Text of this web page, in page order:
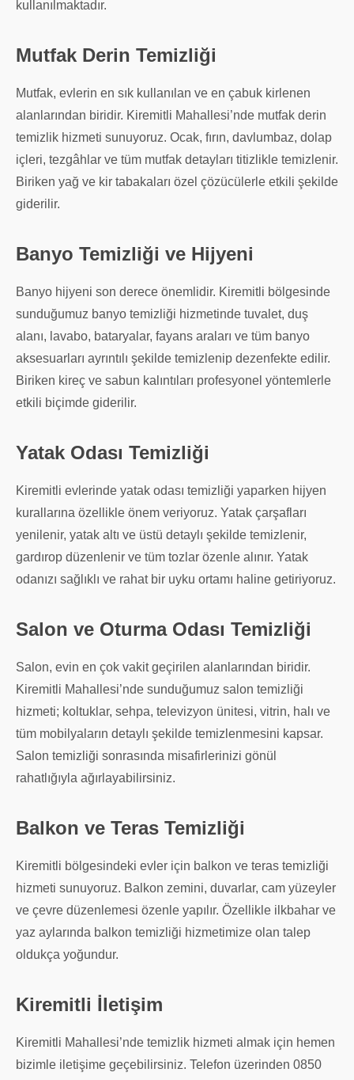
kullanılmaktadır.
Mutfak Derin Temizliği
Mutfak, evlerin en sık kullanılan ve en çabuk kirlenen
alanlarından biridir. Kiremitli Mahallesi’nde mutfak derin
temizlik hizmeti sunuyoruz. Ocak, fırın, davlumbaz, dolap
içleri, tezgâhlar ve tüm mutfak detayları titizlikle temizlenir.
Biriken yağ ve kir tabakaları özel çözücülerle etkili şekilde
giderilir.
Banyo Temizliği ve Hijyeni
Banyo hijyeni son derece önemlidir. Kiremitli bölgesinde
sunduğumuz banyo temizliği hizmetinde tuvalet, duş
alanı, lavabo, bataryalar, fayans araları ve tüm banyo
aksesuarları ayrıntılı şekilde temizlenip dezenfekte edilir.
Biriken kireç ve sabun kalıntıları profesyonel yöntemlerle
etkili biçimde giderilir.
Yatak Odası Temizliği
Kiremitli evlerinde yatak odası temizliği yaparken hijyen
kurallarına özellikle önem veriyoruz. Yatak çarşafları
yenilenir, yatak altı ve üstü detaylı şekilde temizlenir,
gardırop düzenlenir ve tüm tozlar özenle alınır. Yatak
odanızı sağlıklı ve rahat bir uyku ortamı haline getiriyoruz.
Salon ve Oturma Odası Temizliği
Salon, evin en çok vakit geçirilen alanlarından biridir.
Kiremitli Mahallesi’nde sunduğumuz salon temizliği
hizmeti; koltuklar, sehpa, televizyon ünitesi, vitrin, halı ve
tüm mobilyaların detaylı şekilde temizlenmesini kapsar.
Salon temizliği sonrasında misafirlerinizi gönül
rahatlığıyla ağırlayabilirsiniz.
Balkon ve Teras Temizliği
Kiremitli bölgesindeki evler için balkon ve teras temizliği
hizmeti sunuyoruz. Balkon zemini, duvarlar, cam yüzeyler
ve çevre düzenlemesi özenle yapılır. Özellikle ilkbahar ve
yaz aylarında balkon temizliği hizmetimize olan talep
oldukça yoğundur.
Kiremitli İletişim
Kiremitli Mahallesi’nde temizlik hizmeti almak için hemen
bizimle iletişime geçebilirsiniz. Telefon üzerinden 0850